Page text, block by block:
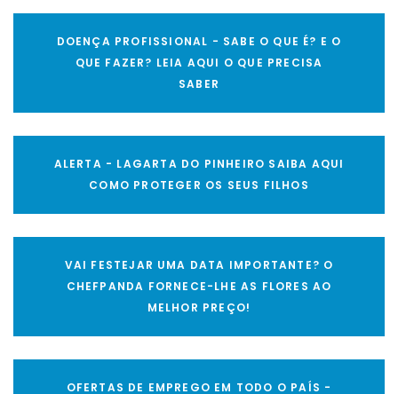
DOENÇA PROFISSIONAL - SABE O QUE É? E O
QUE FAZER? LEIA AQUI O QUE PRECISA
SABER
ALERTA - LAGARTA DO PINHEIRO SAIBA AQUI
COMO PROTEGER OS SEUS FILHOS
VAI FESTEJAR UMA DATA IMPORTANTE? O
CHEFPANDA FORNECE-LHE AS FLORES AO
MELHOR PREÇO!
OFERTAS DE EMPREGO EM TODO O PAÍS -